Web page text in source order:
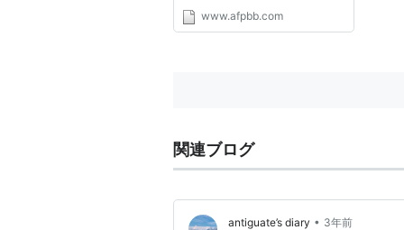
www.afpbb.com
関連ブログ
antiguate’s diary • 3年前